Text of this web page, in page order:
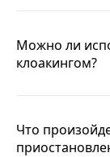
Можно ли
клоакингом?
Что